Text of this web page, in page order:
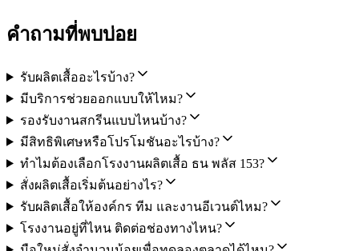
คำถามที่พบบ่อย
รับผลิตเสื้ออะไรบ้าง?
มีบริการช่วยออกแบบให้ไหม?
รองรับงานสกรีนแบบไหนบ้าง?
มีสิทธิพิเศษหรือโปรโมชันอะไรบ้าง?
ทำไมต้องเลือกโรงงานผลิตเสื้อ ธน พลัส 153?
สั่งผลิตเสื้อเริ่มต้นอย่างไร?
รับผลิตเสื้อให้องค์กร ทีม และงานอีเวนต์ไหม?
โรงงานอยู่ที่ไหน ติดต่อช่องทางไหน?